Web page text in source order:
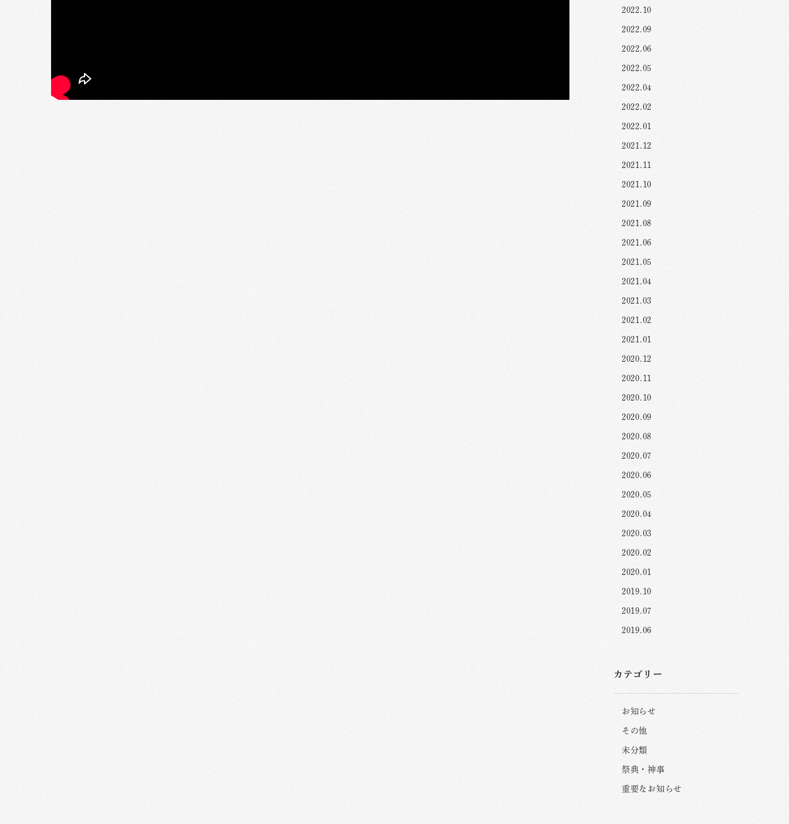
2022.10
2022.09
2022.06
2022.05
2022.04
2022.02
2022.01
2021.12
2021.11
2021.10
2021.09
2021.08
2021.06
2021.05
2021.04
2021.03
2021.02
2021.01
2020.12
2020.11
2020.10
2020.09
2020.08
2020.07
2020.06
2020.05
2020.04
2020.03
2020.02
2020.01
2019.10
2019.07
2019.06
カテゴリー
お知らせ
その他
未分類
祭典・神事
重要なお知らせ